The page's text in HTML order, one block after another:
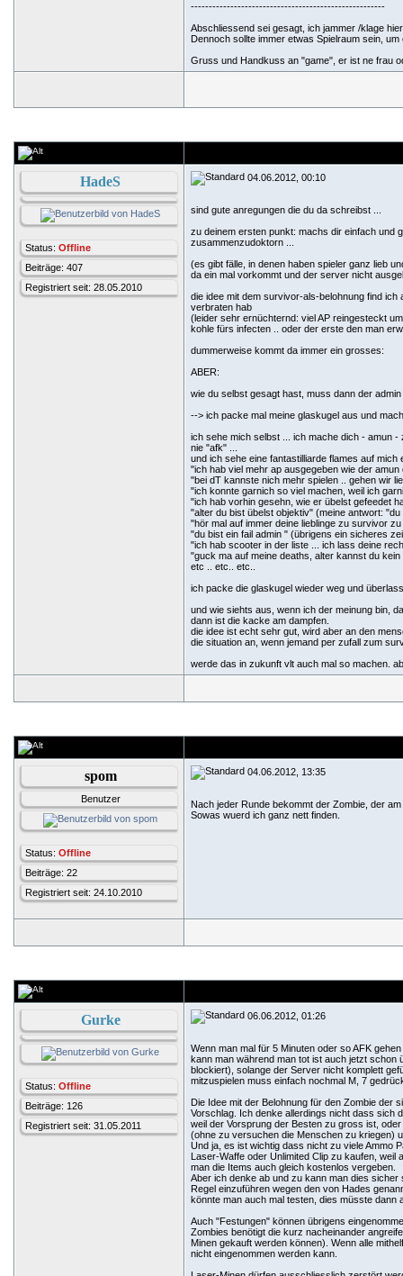
------------------------------------------------------
Abschliessend sei gesagt, ich jammer /klage
Dennoch sollte immer etwas Spielraum sein,
Gruss und Handkuss an "game", er ist ne frau
HadeS
Status: Offline
Beiträge: 407
Registriert seit: 28.05.2010
04.06.2012, 00:10
sind gute anregungen die du da schreibst ...
zu deinem ersten punkt: machs dir einfach und
zusammenzudoktorn ...
(es gibt fälle, in denen haben spieler ganz lieb
da ein mal vorkommt und der server nicht
die idee mit dem survivor-als-belohnung find
verbraten hab
(leider sehr ernüchternd: viel AP reingesteckt
kohle fürs infecten .. oder der erste den man
dummerweise kommt da immer ein grosses:
ABER:
wie du selbst gesagt hast, muss dann der
--> ich packe mal meine glaskugel aus und
ich sehe mich selbst ... ich mache dich - amun
nie "afk" ...
und ich sehe eine fantastilliarde flames auf mich
"ich hab viel mehr ap ausgegeben wie der amun
"bei dT kannste nich mehr spielen .. gehen wir
"ich konnte garnich so viel machen, weil ich
"ich hab vorhin gesehn, wie er übelst gefeedet
"alter du bist übelst objektiv" (meine antwort:
"hör mal auf immer deine lieblinge zu survivor
"du bist ein fail admin " (übrigens ein sicheres
"ich hab scooter in der liste ... ich lass deine
"guck ma auf meine deaths, alter kannst du
etc .. etc.. etc..
ich packe die glaskugel wieder weg und
und wie siehts aus, wenn ich der meinung bin,
dann ist die kacke am dampfen.
die idee ist echt sehr gut, wird aber an den
die situation an, wenn jemand per zufall zum
werde das in zukunft vlt auch mal so machen.
spom
Benutzer
Status: Offline
Beiträge: 22
Registriert seit: 24.10.2010
04.06.2012, 13:35
Nach jeder Runde bekommt der Zombie, der
Sowas wuerd ich ganz nett finden.
Gurke
Status: Offline
Beiträge: 126
Registriert seit: 31.05.2011
06.06.2012, 01:26
Wenn man mal für 5 Minuten oder so AFK
kann man während man tot ist auch jetzt schon
blockiert), solange der Server nicht komplett
mitzuspielen muss einfach nochmal M, 7
Die Idee mit der Belohnung für den Zombie der
Vorschlag. Ich denke allerdings nicht dass sich
weil der Vorsprung der Besten zu gross ist,
(ohne zu versuchen die Menschen zu kriegen)
Und ja, es ist wichtig dass nicht zu viele Ammo
Laser-Waffe oder Unlimited Clip zu kaufen,
man die Items auch gleich kostenlos vergeben.
Aber ich denke ab und zu kann man dies
Regel einzuführen wegen den von Hades
könnte man auch mal testen, dies müsste dann
Auch "Festungen" können übrigens
Zombies benötigt die kurz nacheinander
Minen gekauft werden können). Wenn alle
nicht eingenommen werden kann.